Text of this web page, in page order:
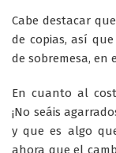
Cabe destacar
de copias, así
de sobremesa,
En cuanto al
¡No seáis
y que es algo
ahora que el